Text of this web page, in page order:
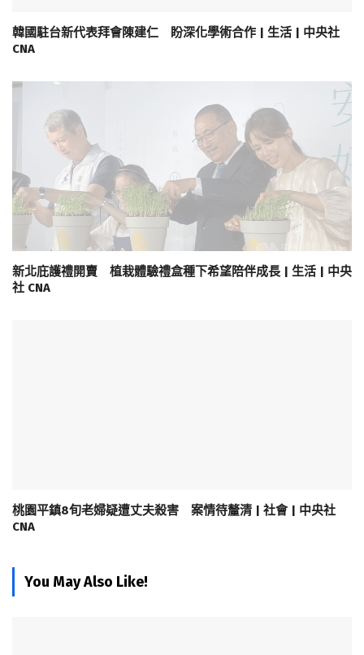
韓國駐台新代表拜會陳建仁 盼深化學術合作 | 生活 | 中央社
CNA
新北庇護禮開賣 植栽體驗禮盒種下希望陪伴成長 | 生活 | 中央
社 CNA
桃園平鎮8旬老婦疑遭丈夫殺害 案情待釐清 | 社會 | 中央社
CNA
You May Also Like!